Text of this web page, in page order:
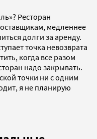
Ресторан
медленнее
долги за аренду.
точка невозврата
когда все разом
надо закрывать.
точки ни с одним
я не планирую